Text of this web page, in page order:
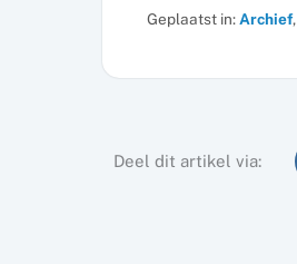
Geplaatst in: Archief,
Deel dit artikel via: